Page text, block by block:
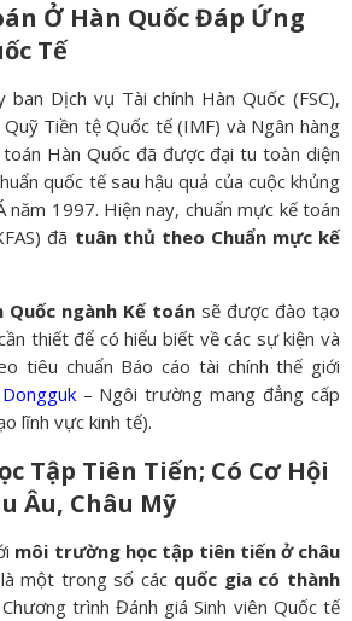
Ở Hàn Quốc Đáp Ứng
Tế
Dịch vụ Tài chính Hàn Quốc (FSC),
Tiền tệ Quốc tế (IMF) và Ngân hàng
Hàn Quốc đã được đại tu toàn diện
quốc tế sau hậu quả của cuộc khủng
năm 1997. Hiện nay, chuẩn mực kế toán
đã tuân thủ theo Chuẩn mực kế
Quốc ngành Kế toán sẽ được đào tạo
thiết để có hiểu biết về các sự kiện và
tiêu chuẩn Báo cáo tài chính thế giới
– Ngôi trường mang đẳng cấp
lĩnh vực kinh tế).
Tập Tiên Tiến; Có Cơ Hội
Âu, Châu Mỹ
môi trường học tập tiên tiến ở châu
một trong số các quốc gia có thành
trình Đánh giá Sinh viên Quốc tế